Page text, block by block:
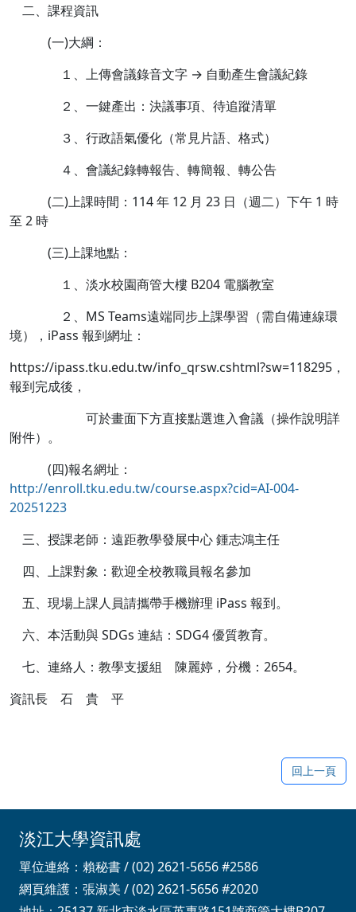
二、課程資訊
(一)大綱：
１、上傳會議錄音文字 → 自動產生會議紀錄
２、一鍵產出：決議事項、待追蹤清單
３、行政語氣優化（常見片語、格式）
４、會議紀錄轉報告、轉簡報、轉公告
(二)上課時間：114 年 12 月 23 日（週二）下午 1 時
至 2 時
(三)上課地點：
１、淡水校園商管大樓 B204 電腦教室
２、MS Teams遠端同步上課學習（需自備連線環
境），iPass 報到網址：
https://ipass.tku.edu.tw/info_qrsw.cshtml?sw=118295，
報到完成後，
可於畫面下方直接點選進入會議（操作說明詳
附件）。
(四)報名網址：
http://enroll.tku.edu.tw/course.aspx?cid=AI-004-
20251223
三、授課老師：遠距教學發展中心 鍾志鴻主任
四、上課對象：歡迎全校教職員報名參加
五、現場上課人員請攜帶手機辦理 iPass 報到。
六、本活動與 SDGs 連結：SDG4 優質教育。
七、連絡人：教學支援組 陳麗婷，分機：2654。
資訊長 石 貴 平
回上一頁
淡江大學資訊處
單位連絡：賴秘書 / (02) 2621-5656 #2586
網頁維護：張淑美 / (02) 2621-5656 #2020